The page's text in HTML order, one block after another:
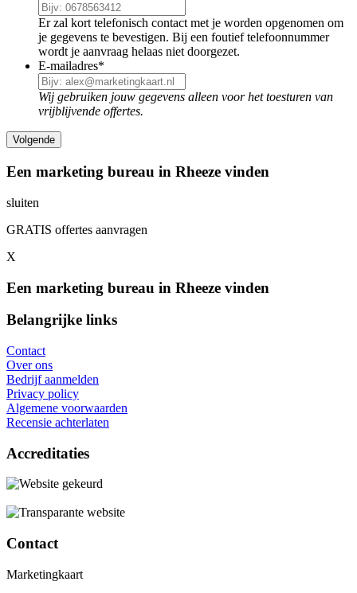
Er zal kort telefonisch contact met je worden opgenomen om
je gegevens te bevestigen. Bij een foutief telefoonnummer
wordt je aanvraag helaas niet doorgezet.
E-mailadres*
Wij gebruiken jouw gegevens alleen voor het toesturen van
vrijblijvende offertes.
Een marketing bureau in Rheeze vinden
sluiten
GRATIS offertes aanvragen
X
Een marketing bureau in Rheeze vinden
Belangrijke links
Contact
Over ons
Bedrijf aanmelden
Privacy policy
Algemene voorwaarden
Recensie achterlaten
Accreditaties
Contact
Marketingkaart